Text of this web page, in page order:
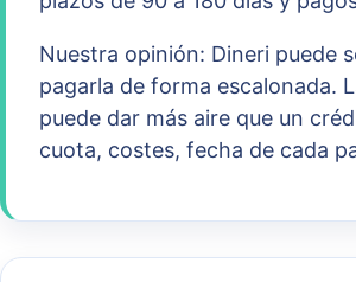
Nuestra opinión: Dineri puede
pagarla de forma escalonada.
puede dar más aire que un
cuota, costes, fecha de cada